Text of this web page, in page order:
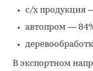
с/х продукция
автопром —
В экспортном